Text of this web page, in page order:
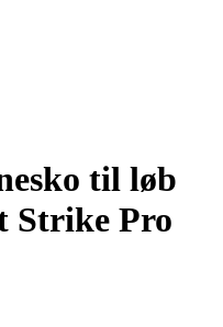
til løb
Strike Pro